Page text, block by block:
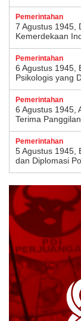
Pemerintahan
7 Agustus 1945,
Kemerdekaan
Pemerintahan
6 Agustus 1945,
Psikologis yang
Pemerintahan
6 Agustus 1945,
Terima
Pemerintahan
5 Agustus 1945,
dan Diplomasi